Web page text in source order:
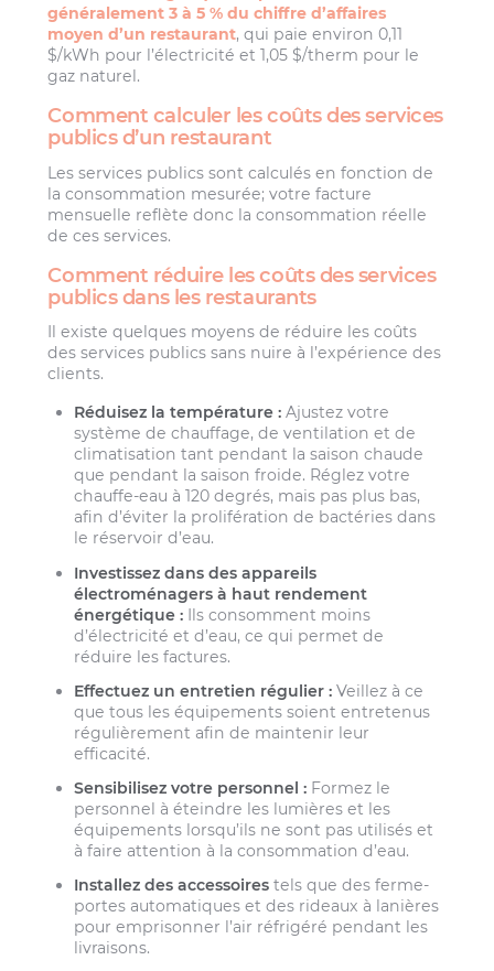
généralement 3 à 5 % du chiffre d’affaires
moyen d’un restaurant, qui paie environ 0,11
$/kWh pour l’électricité et 1,05 $/therm pour le
gaz naturel.
Comment calculer les coûts des services
publics d’un restaurant
Les services publics sont calculés en fonction de
la consommation mesurée; votre facture
mensuelle reflète donc la consommation réelle
de ces services.
Comment réduire les coûts des services
publics dans les restaurants
Il existe quelques moyens de réduire les coûts
des services publics sans nuire à l’expérience des
clients.
Réduisez la température : Ajustez votre
système de chauffage, de ventilation et de
climatisation tant pendant la saison chaude
que pendant la saison froide. Réglez votre
chauffe-eau à 120 degrés, mais pas plus bas,
afin d’éviter la prolifération de bactéries dans
le réservoir d’eau.
Investissez dans des appareils
électroménagers à haut rendement
énergétique : Ils consomment moins
d’électricité et d’eau, ce qui permet de
réduire les factures.
Effectuez un entretien régulier : Veillez à ce
que tous les équipements soient entretenus
régulièrement afin de maintenir leur
efficacité.
Sensibilisez votre personnel : Formez le
personnel à éteindre les lumières et les
équipements lorsqu’ils ne sont pas utilisés et
à faire attention à la consommation d’eau.
Installez des accessoires tels que des ferme-
portes automatiques et des rideaux à lanières
pour emprisonner l’air réfrigéré pendant les
livraisons.